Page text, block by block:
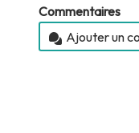
Commentaires
Ajouter un